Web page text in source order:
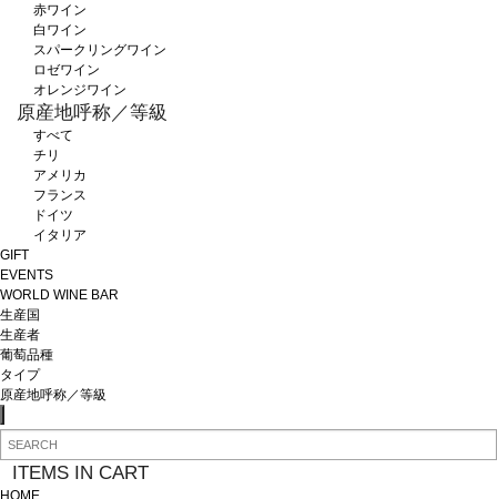
赤ワイン
白ワイン
スパークリングワイン
ロゼワイン
オレンジワイン
原産地呼称／等級
すべて
チリ
アメリカ
フランス
ドイツ
イタリア
GIFT
EVENTS
WORLD WINE BAR
生産国
生産者
葡萄品種
タイプ
原産地呼称／等級
ITEMS IN CART
HOME